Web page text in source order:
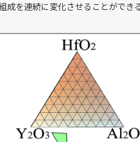
成を連続に変化させることができ